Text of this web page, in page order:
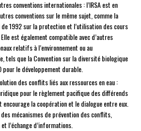
conventions internationales : l’IRSA est en
conventions sur le même sujet, comme la
de 1992 sur la protection et l’utilisation des cours
est également compatible avec d’autres
relatifs à l’environnement ou au
tels que la Convention sur la diversité biologique
pour le développement durable.
des conflits liés aux ressources en eau :
pour le règlement pacifique des différends
la coopération et le dialogue entre eux.
mécanismes de prévention des conflits,
l’échange d’informations.